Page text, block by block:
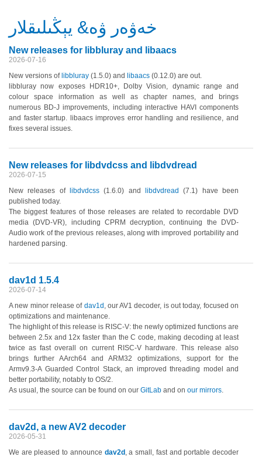
خەۋەر ۋە& يېڭىلىقلار
New releases for libbluray and libaacs
2026-07-16
New versions of libbluray (1.5.0) and libaacs (0.12.0) are out.
libbluray now exposes HDR10+, Dolby Vision, dynamic range and
colour space information as well as chapter names, and brings
numerous BD-J improvements, including interactive HAVI components
and faster startup. libaacs improves error handling and resilience, and
fixes several issues.
New releases for libdvdcss and libdvdread
2026-07-15
New releases of
libdvdcss (1.6.0) and libdvdread (7.1) have been
published today.
The biggest features of those releases are related to recordable DVD
media(DVD-VR), including CPRM decryption, continuing the DVD-
Audio work of the previous releases, along with improved portability and
hardened parsing.
dav1d 1.5.4
2026-07-14
A new minor release of dav1d , our AV1 decoder, is out today, focused on
optimizations and maintenance.
The highlight of this release is RISC-V: the newly optimized functions are
between 2.5x and 12x faster than the C code, making decoding at least
twice as fast overall on current RISC-V hardware. This release also
brings further AArch64 and ARM32 optimizations, support for the
Armv9.3-A Guarded Control Stack, an improved threading model and
better portability, notably to OS/2.
As usual, the source can be found on our GitLab and on our mirrors.
dav2d, a new AV2 decoder
2026-05-31
We are pleased to announce dav2d , a small, fast and portable decoder